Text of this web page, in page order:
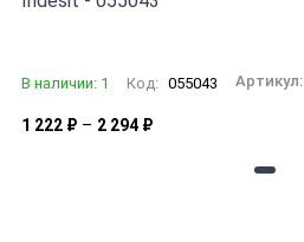
В наличии: 1 Код: 055043 Артикул:
1 222 ₽– 2 294 ₽